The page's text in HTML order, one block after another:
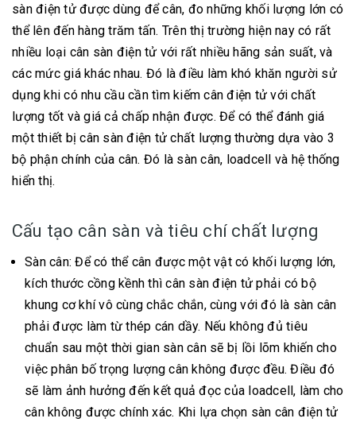
sàn điện tử được dùng để cân, đo những khối lượng lớn có
thể lên đến hàng trăm tấn. Trên thị trường hiện nay có rất
nhiều loại cân sàn điện tử với rất nhiều hãng sản suất, và
các mức giá khác nhau. Đó là điều làm khó khăn người sử
dụng khi có nhu cầu cần tìm kiếm cân điện tử với chất
lượng tốt và giá cả chấp nhận được. Để có thể đánh giá
một thiết bị cân sàn điện tử chất lượng thường dựa vào 3
bộ phận chính của cân. Đó là sàn cân, loadcell và hệ thống
hiển thị.
Cấu tạo cân sàn và tiêu chí chất lượng
Sàn cân: Để có thể cân được một vật có khối lượng lớn,
kích thước cồng kềnh thì cân sàn điện tử phải có bộ
khung cơ khí vô cùng chắc chắn, cùng với đó là sàn cân
phải được làm từ thép cán dầy. Nếu không đủ tiêu
chuẩn sau một thời gian sàn cân sẽ bị lồi lõm khiến cho
việc phân bố trọng lượng cân không được đều. Điều đó
sẽ làm ảnh hưởng đến kết quả đọc của loadcell, làm cho
cân không được chính xác. Khi lựa chọn sàn cân điện tử